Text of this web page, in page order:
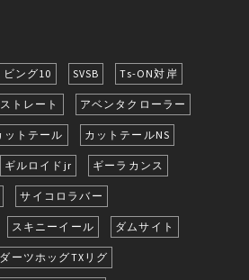
ビング10 SVSB Ts-ON対岸
トレート アベンタクローラー
ットテール カットテールNS
ギルロイドjr ギーラカンス
サイコロラバー
スキニーイール ダムサイト
ダーツホッグTXリグ